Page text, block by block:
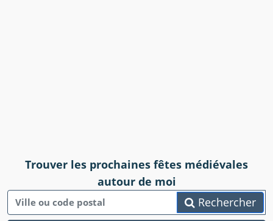
Trouver les prochaines fêtes médiévales
autour de moi
Rechercher